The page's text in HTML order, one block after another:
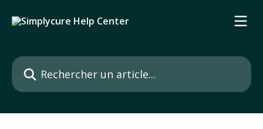
Rechercher un article...